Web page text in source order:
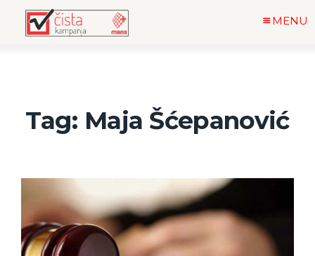
MENU
Tag: Maja Šćepanović